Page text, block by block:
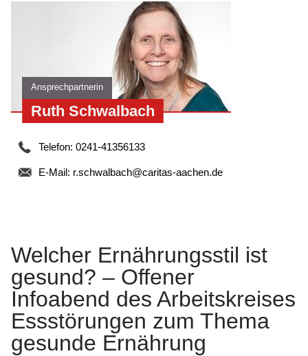
Welcher Ernährungsstil ist
gesund? – Offener
Infoabend des Arbeitskreises
Essstörungen zum Thema
gesunde Ernährung
Ansprechpartnerin
Ruth Schwalbach
Telefon: 0241-41356133
E-Mail: r.schwalbach@caritas-aachen.de